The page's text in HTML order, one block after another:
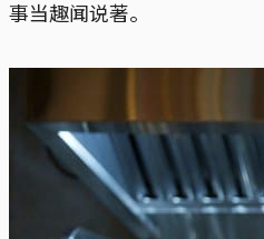
事当趣闻说著。